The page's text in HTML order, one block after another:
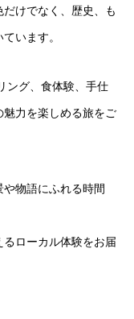
けでなく、歴史、も
います。
ング、食体験、手仕
力を楽しめる旅をご
物語にふれる時間
ローカル体験をお届